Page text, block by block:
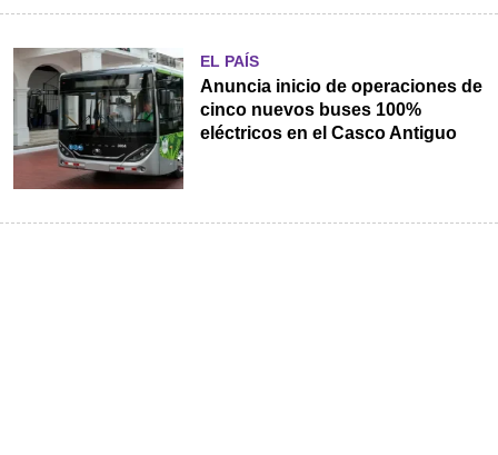
EL PAÍS
Anuncia inicio de operaciones de
cinco nuevos buses 100%
eléctricos en el Casco Antiguo